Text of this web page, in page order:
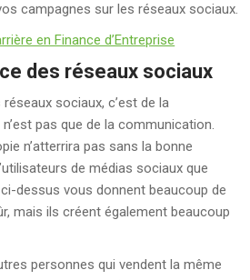
campagnes sur les réseaux sociaux.
en Finance d’Entreprise
des réseaux sociaux
sociaux, c’est de la
pas que de la communication.
n’atterrira pas sans la bonne
de médias sociaux que
dessus vous donnent beaucoup de
mais ils créent également beaucoup
personnes qui vendent la même